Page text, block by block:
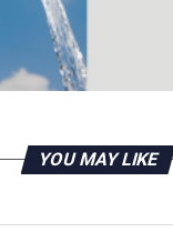
YOU MAY LIKE